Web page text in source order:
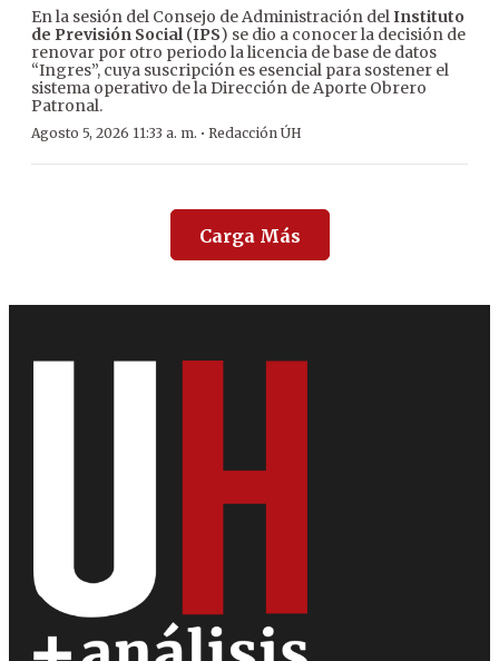
En la sesión del Consejo de Administración delInstituto
de Previsión Social(IPS) se dio a conocer la decisión de
renovar por otro periodo la licencia de base de datos
“Ingres”, cuya suscripción es esencial para sostener el
sistema operativo de la Dirección de Aporte Obrero
Patronal.
Agosto 5, 2026 11:33 a. m. · Redacción ÚH
Carga Más